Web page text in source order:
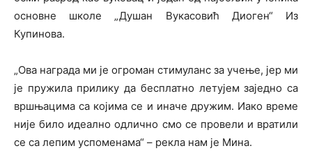
основне школе „Душан Вукасовић Диоген“ Из
Купинова.
„Ова награда ми је огроман стимуланс за учење, јер ми
је пружила прилику да бесплатно летујем заједно са
вршњацима са којима се и иначе дружим. Иако време
није било идеално одлично смо се провели и вратили
се са лепим успоменама“ – рекла нам је Мина.